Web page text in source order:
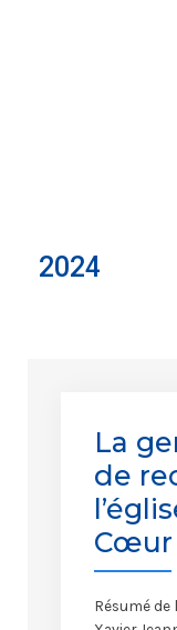
2024
La
de
Cœur
Résumé